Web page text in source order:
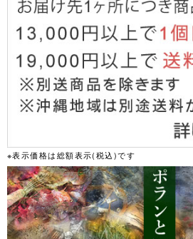
※表示価格は総額表示(税込)です